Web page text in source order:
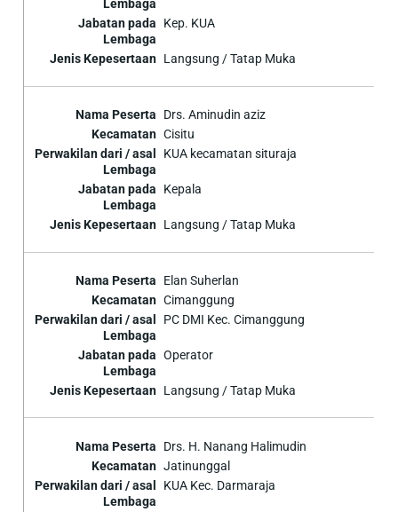
Kep. KUA
Langsung / Tatap Muka
Drs. Aminudin aziz
Cisitu
KUA kecamatan situraja
Kepala
Langsung / Tatap Muka
Elan Suherlan
Cimanggung
PC DMI Kec. Cimanggung
Operator
Langsung / Tatap Muka
Drs. H. Nanang Halimudin
Jatinunggal
KUA Kec. Darmaraja